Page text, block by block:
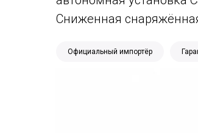
Сниженная
Официальный импортёр